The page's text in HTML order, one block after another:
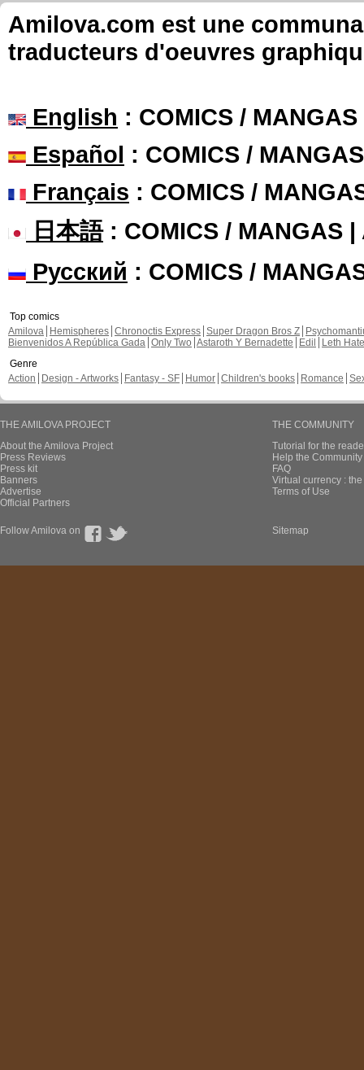
Amilova.com est une
traducteurs d'oeuvres
English : COMICS /
Español : COMICS /
Français : COMICS /
日本語: COMICS / MANGAS |
Русский : COMICS /
Top comics
Amilova
Hemispheres Chronoctis Express Super Dragon Bros Z
Bienvenidos A República Gada Only Two Astaroth Y Bernadette Edil
Leth Hate
Genre
Action
Design - Artworks Fantasy - SF Humor Children's books Romance
THE AMILOVA PROJECT
About the Amilova Project
Press Reviews
Press kit
Banners
Advertise
Official Partners
THE COMMUNITY
Tutorial for the
Help the
FAQ
Virtual currency :
Terms of Use
Follow Amilova on Sitemap